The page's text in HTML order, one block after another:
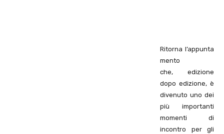
Ritorna l’appunta
mento
che, edizione
dopo edizione, è
divenuto uno dei
più importanti
momenti di
incontro per gli